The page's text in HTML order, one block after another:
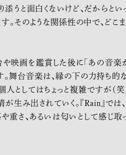
うと面白くないけど、だからとい
す。そのような関係性の中で、ど
映画を鑑賞した後に「あの音楽
舞台音楽は、縁の下の力持ち的な
としてはちょっと複雑ですが（笑
み出されていく。『Rain』では、
重さ、あるいは匂いとして感じ取